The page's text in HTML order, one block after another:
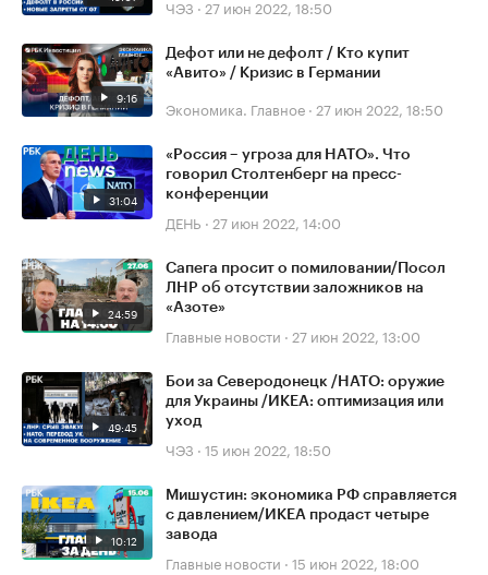
ЧЭЗ · 27 июн 2022, 18:50
9:16
Дефот или не дефолт / Кто купит
«Авито» / Кризис в Германии
Экономика. Главное · 27 июн 2022, 18:50
31:04
«Россия – угроза для НАТО». Что
говорил Столтенберг на пресс-
конференции
ДЕНЬ · 27 июн 2022, 14:00
24:59
Сапега просит о помиловании/Посол
ЛНР об отсутствии заложников на
«Азоте»
Главные новости · 27 июн 2022, 13:00
49:45
Бои за Северодонецк /НАТО: оружие
для Украины /ИКЕА: оптимизация или
уход
ЧЭЗ · 15 июн 2022, 18:50
10:12
Мишустин: экономика РФ справляется
с давлением/ИКЕА продаст четыре
завода
Главные новости · 15 июн 2022, 18:00